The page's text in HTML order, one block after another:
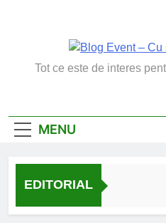
Blog
Tot ce este de interes
MENU
EDITORIAL